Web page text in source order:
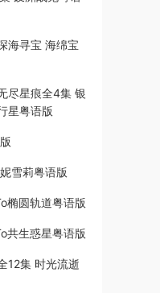
海寻宝 海绵宝
尽星痕全4集 银
星粤语版
雪莉粤语版
椭圆轨道粤语版
共生惑星粤语版
12集 时光流逝